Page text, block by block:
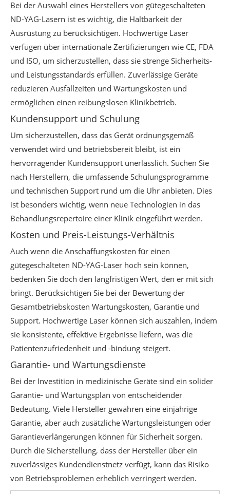
Bei der Auswahl eines Herstellers von gütegeschalteten
ND-YAG-Lasern ist es wichtig, die Haltbarkeit der
Ausrüstung zu berücksichtigen. Hochwertige Laser
verfügen über internationale Zertifizierungen wie CE, FDA
und ISO, um sicherzustellen, dass sie strenge Sicherheits-
und Leistungsstandards erfüllen. Zuverlässige Geräte
reduzieren Ausfallzeiten und Wartungskosten und
ermöglichen einen reibungslosen Klinikbetrieb.
Kundensupport und Schulung
Um sicherzustellen, dass das Gerät ordnungsgemäß
verwendet wird und betriebsbereit bleibt, ist ein
hervorragender Kundensupport unerlässlich. Suchen Sie
nach Herstellern, die umfassende Schulungsprogramme
und technischen Support rund um die Uhr anbieten. Dies
ist besonders wichtig, wenn neue Technologien in das
Behandlungsrepertoire einer Klinik eingeführt werden.
Kosten und Preis-Leistungs-Verhältnis
Auch wenn die Anschaffungskosten für einen
gütegeschalteten ND-YAG-Laser hoch sein können,
bedenken Sie doch den langfristigen Wert, den er mit sich
bringt. Berücksichtigen Sie bei der Bewertung der
Gesamtbetriebskosten Wartungskosten, Garantie und
Support. Hochwertige Laser können sich auszahlen, indem
sie konsistente, effektive Ergebnisse liefern, was die
Patientenzufriedenheit und -bindung steigert.
Garantie- und Wartungsdienste
Bei der Investition in medizinische Geräte sind ein solider
Garantie- und Wartungsplan von entscheidender
Bedeutung. Viele Hersteller gewähren eine einjährige
Garantie, aber auch zusätzliche Wartungsleistungen oder
Garantieverlängerungen können für Sicherheit sorgen.
Durch die Sicherstellung, dass der Hersteller über ein
zuverlässiges Kundendienstnetz verfügt, kann das Risiko
von Betriebsproblemen erheblich verringert werden.